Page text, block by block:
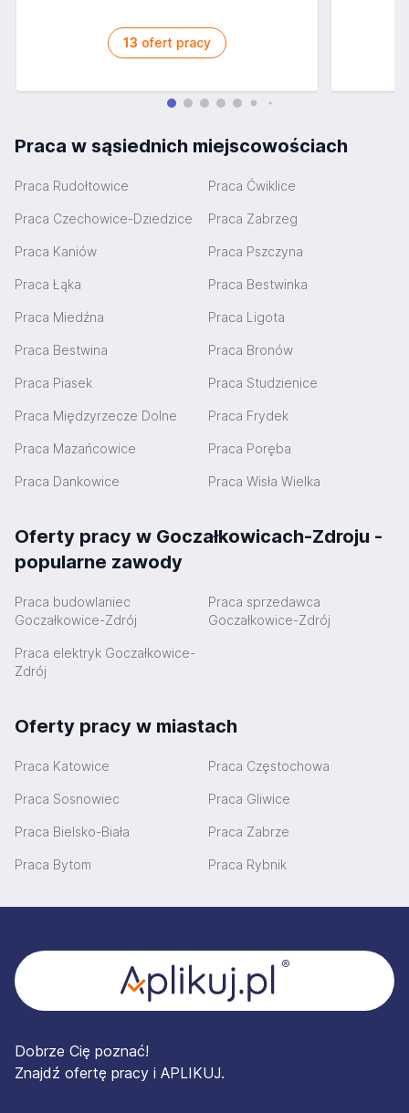
13 ofert pracy
Praca w sąsiednich miejscowościach
Praca Rudołtowice Praca Ćwiklice
Praca Czechowice-Dziedzice Praca Zabrzeg
Praca Kaniów Praca Pszczyna
Praca Łąka Praca Bestwinka
Praca Miedźna Praca Ligota
Praca Bestwina Praca Bronów
Praca Piasek Praca Studzienice
Praca Międzyrzecze Dolne Praca Frydek
Praca Mazańcowice Praca Poręba
Praca Dankowice Praca Wisła Wielka
Oferty pracy w Goczałkowicach-Zdroju -
popularne zawody
Praca budowlaniec
Goczałkowice-Zdrój
Praca sprzedawca
Goczałkowice-Zdrój
Praca elektryk Goczałkowice-
Zdrój
Oferty pracy w miastach
Praca Katowice Praca Częstochowa
Praca Sosnowiec Praca Gliwice
Praca Bielsko-Biała Praca Zabrze
Praca Bytom Praca Rybnik
Dobrze Cię poznać!
Znajdź ofertę pracy i APLIKUJ.